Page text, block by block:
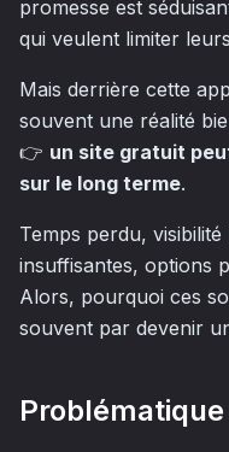
promesse est
qui veulent limiter
Mais derrière cette
souvent une réalité
👉 un site gratuit
sur le long terme.
Temps perdu,
insuffisantes, options
Alors, pourquoi ces
souvent par devenir
Problématique